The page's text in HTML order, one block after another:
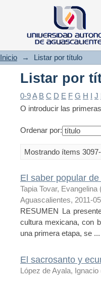
Listar por
Inicio → Listar por título
Listar por
0-9A B C D E F G H I J
O introducir las
Ordenar por:
Mostrando ítems
El saber popular
Tapia Tovar, Evangelina
Aguascalientes, 2011-05
RESUMEN La
cultura mexicana, con
una primera etapa, se ...
El sacrosanto y
López de Ayala, Ignacio